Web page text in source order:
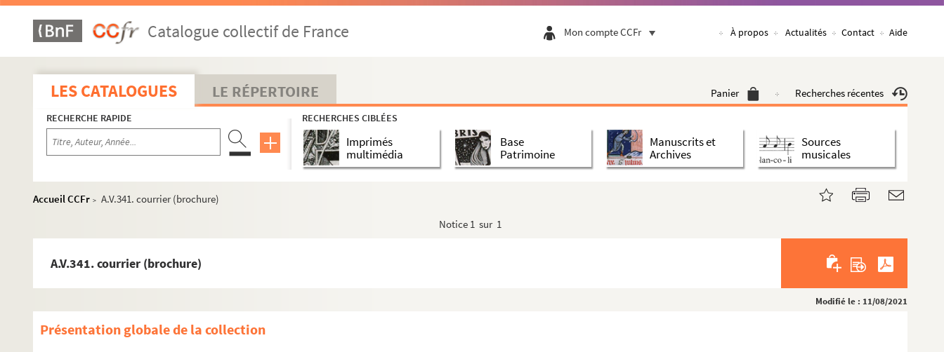
Catalogue collectif de France Mon compte CCFr À propos Actualités Contact Aide
LES CATALOGUES LE RÉPERTOIRE Panier Recherches récentes
RECHERCHE RAPIDE RECHERCHES CIBLÉES
Imprimés
multimédia
Base
Patrimoine
Manuscrits et
Archives
Sources
musicales
Accueil CCFr > A.V.341. courrier (brochure)
Notice 1 sur 1
A.V.341. courrier (brochure)
Modifié le : 11/08/2021
Présentation globale de la collection
AV/1 à AV/4033. Correspondances par ordre alphabetique d'auteur
Boîte B1. Baatsch – Bertin
Boîte B2. Bertrand – Bosquet
Dossier Bethat
Dossier Lokenath Bhattacharya